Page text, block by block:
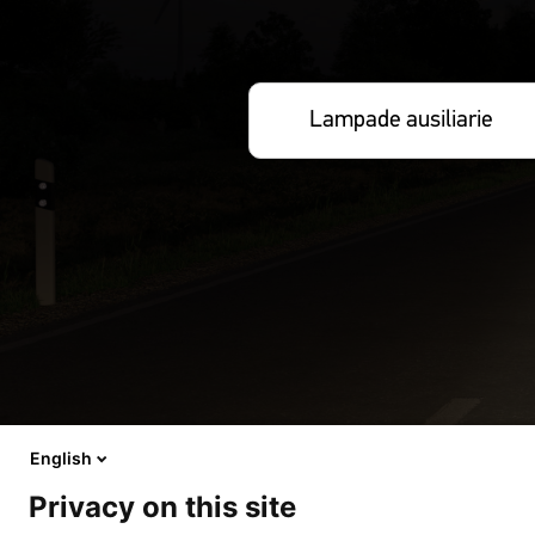
Lampade ausiliarie
English
Privacy on this site